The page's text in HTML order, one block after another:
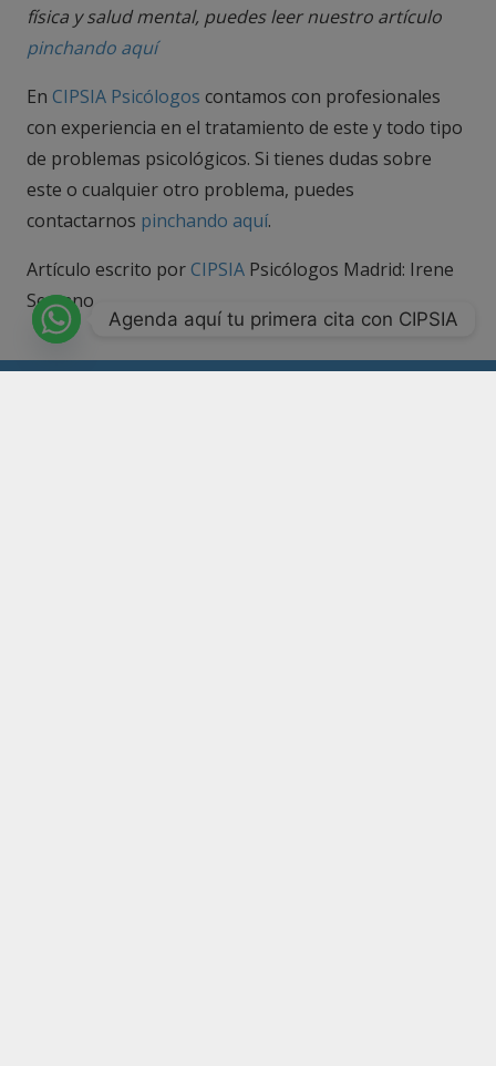
física y salud mental, puedes leer nuestro artículo
pinchando aquí
En CIPSIA Psicólogos contamos con profesionales
con experiencia en el tratamiento de este y todo tipo
de problemas psicológicos. Si tienes dudas sobre
este o cualquier otro problema, puedes
contactarnos pinchando aquí.
Artículo escrito por CIPSIA Psicólogos Madrid: Irene
Serrano
Agenda aquí tu primera cita con CIPSIA